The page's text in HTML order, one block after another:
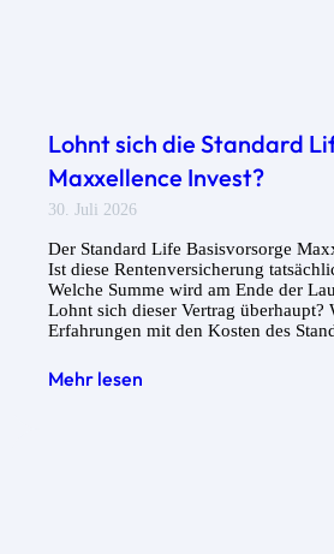
Lohnt sich die Standard
Maxxellence Invest?
30. Juli 2026
Der Standard Life Basisvorsorge
Ist diese Rentenversicherung
Welche Summe wird am Ende der
Lohnt sich dieser Vertrag überhaupt?
Erfahrungen mit den Kosten des
Mehr lesen